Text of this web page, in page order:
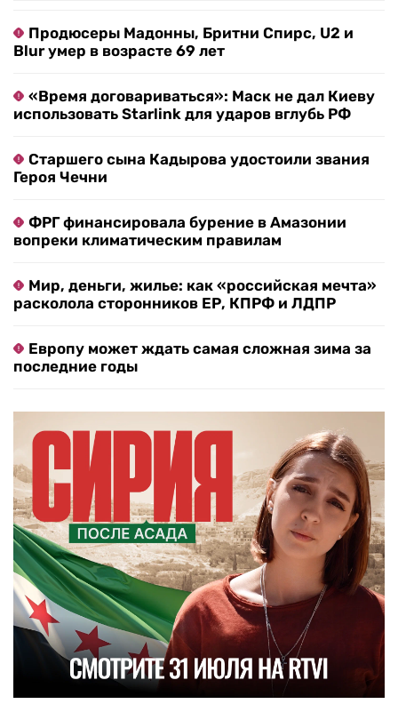
Продюсеры Мадонны, Бритни Спирс, U2 и
Blur умер в возрасте 69 лет
«Время договариваться»: Маск не дал Киеву
использовать Starlink для ударов вглубь РФ
Старшего сына Кадырова удостоили звания
Героя Чечни
ФРГ финансировала бурение в Амазонии
вопреки климатическим правилам
Мир, деньги, жилье: как «российская мечта»
расколола сторонников ЕР, КПРФ и ЛДПР
Европу может ждать самая сложная зима за
последние годы